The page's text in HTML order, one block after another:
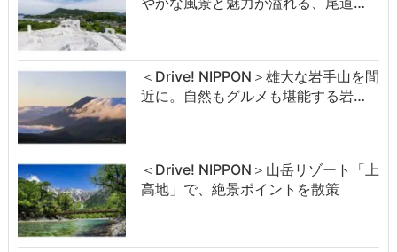
＜Drive! NIPPON＞雄大な岩手山を間
近に。自然もグルメも堪能する岩…
＜Drive! NIPPON＞山岳リゾート「上
高地」で、絶景ポイントを散策